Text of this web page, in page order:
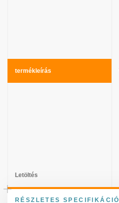
termékleírás
Letöltés
RÉSZLETES